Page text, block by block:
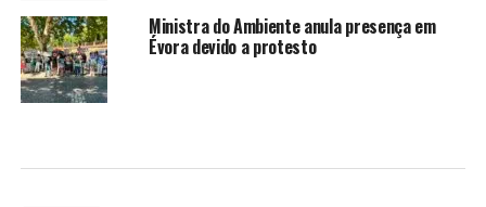
Ministra do Ambiente anula presença em
Évora devido a protesto